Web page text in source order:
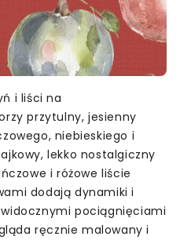
i liści na
przytulny, jesienny
niebieskiego i
lekko nostalgiczny
i różowe liście
dodają dynamiki i
pociągnięciami
ręcznie malowany i